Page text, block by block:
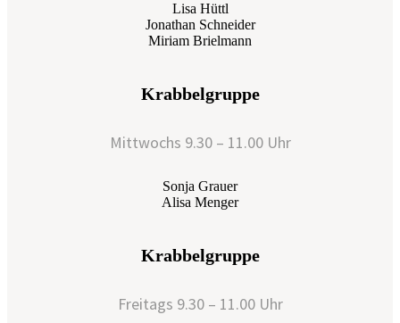
Lisa Hüttl
Jonathan Schneider
Miriam Brielmann
Krabbelgruppe
Mittwochs 9.30 – 11.00 Uhr
Sonja Grauer
Alisa Menger
Krabbelgruppe
Freitags 9.30 – 11.00 Uhr